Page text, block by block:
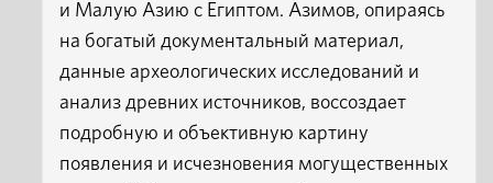
и Малую Азию с Египтом. Азимов, опираясь
на богатый документальный материал,
данные археологических исследований и
анализ древних источников, воссоздает
подробную и объективную картину
появления и исчезновения могущественных